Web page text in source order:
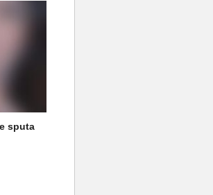
sputa